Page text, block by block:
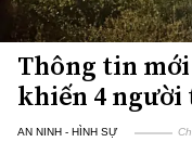
Thông tin
khiến 4 người
AN NINH - HÌNH SỰ